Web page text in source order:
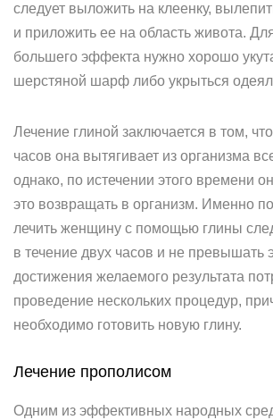
следует выложить на клеенку,
и приложить ее на область живота.
большего эффекта нужно хорошо
шерстяной шарф либо укрыться
Лечение глиной заключается в том,
часов она вытягивает из организма
однако, по истечении этого времени
это возвращать в организм. Именно
лечить женщину с помощью глины
в течение двух часов и не превышать
достижения желаемого результата
проведение нескольких процедур,
необходимо готовить новую глину.
Лечение прополисом
Одним из эффективных народных